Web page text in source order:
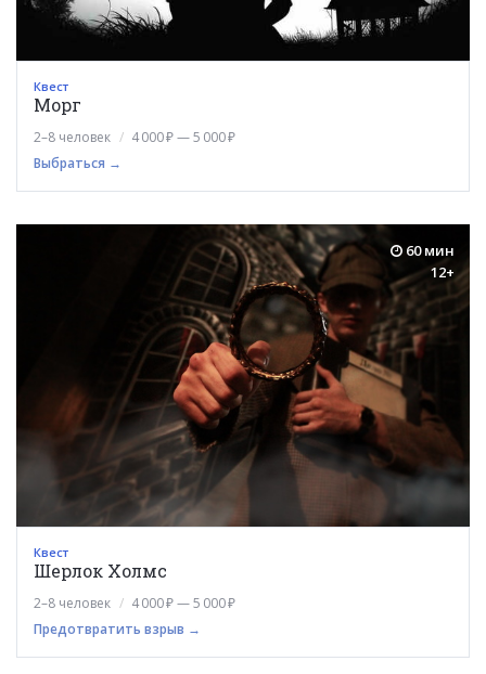
Квест
Морг
2–8 человек
4 000 ₽ — 5 000 ₽
Выбраться →
60 мин
12+
Квест
Шерлок Холмс
2–8 человек
4 000 ₽ — 5 000 ₽
Предотвратить взрыв →